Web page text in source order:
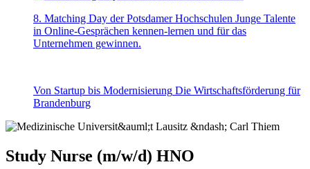
8. Matching Day der Potsdamer Hochschulen Junge Talente
in Online-Gesprächen kennen-lernen und für das
Unternehmen gewinnen.
Von Startup bis Modernisierung Die Wirtschaftsförderung für
Brandenburg
Study Nurse (m/w/d) HNO